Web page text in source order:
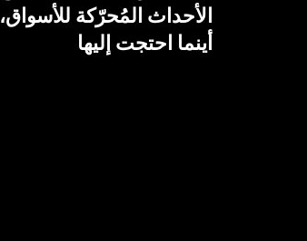
الأحداث المُحرّكة للأسواق،
أينما احتجت إليها